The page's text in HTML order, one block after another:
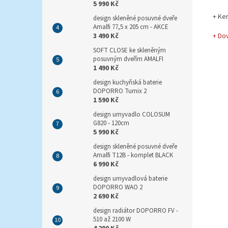
5 990 Kč
design skleněné posuvné dveře
Amalfi 77,5 x 205 cm - AKCE
3 490 Kč
SOFT CLOSE ke skleněným
posuvným dveřím AMALFI
1 490 Kč
design kuchyňská baterie
DOPORRO Turnix 2
1 590 Kč
design umyvadlo COLOSUM
G820 - 120cm
5 990 Kč
design skleněné posuvné dveře
Amalfi T12B - komplet BLACK
6 990 Kč
design umyvadlová baterie
DOPORRO WAO 2
2 690 Kč
design radiátor DOPORRO FV -
510 až 2100 W
+
+